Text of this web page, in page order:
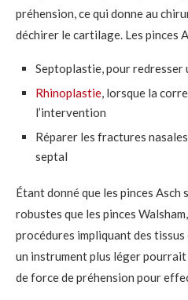
préhension, ce qui donne au
déchirer le cartilage. Les pinces
Septoplastie, pour redresser
Rhinoplastie, lorsque la
l’intervention
Réparer les fractures
septal
Étant donné que les pinces Asch
robustes que les pinces
procédures impliquant des tissus
un instrument plus léger
de force de préhension pour